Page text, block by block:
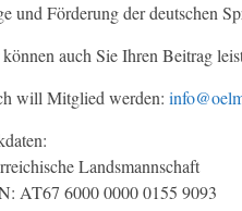
und Förderung der deutschen
auch Sie Ihren Beitrag
will Mitglied werden:
Landsmannschaft
AT67 6000 0000 0155 9093